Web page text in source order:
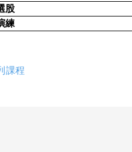
股
練
課程